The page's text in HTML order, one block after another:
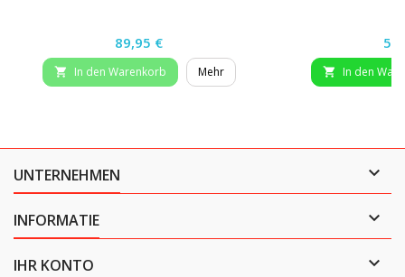
Preis
89,95 €
 In den Warenkorb Mehr  In den
UNTERNEHMEN 
INFORMATIE 
IHR KONTO 